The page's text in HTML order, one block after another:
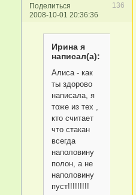
Поделиться
136
2008-10-01 20:36:36
Ирина я
написал(а):
Алиса - как
ты здорово
написала, я
тоже из тех ,
кто считает
что стакан
всегда
наполовину
полон, а не
наполовину
пуст!!!!!!!!!